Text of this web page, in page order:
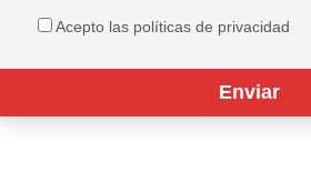
Acepto las políticas de privacidad